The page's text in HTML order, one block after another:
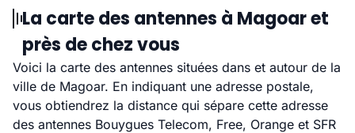
La carte des antennes à Magoar et
près de chez vous
Voici la carte des antennes situées dans et autour de la
ville de Magoar. En indiquant une adresse postale,
vous obtiendrez la distance qui sépare cette adresse
des antennes Bouygues Telecom, Free, Orange et SFR